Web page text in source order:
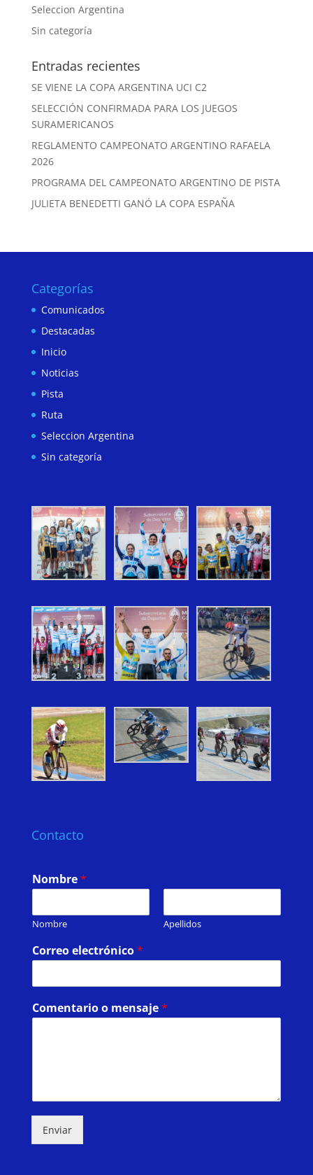
Seleccion Argentina
Sin categoría
Entradas recientes
SE VIENE LA COPA ARGENTINA UCI C2
SELECCIÓN CONFIRMADA PARA LOS JUEGOS
SURAMERICANOS
REGLAMENTO CAMPEONATO ARGENTINO RAFAELA
2026
PROGRAMA DEL CAMPEONATO ARGENTINO DE PISTA
JULIETA BENEDETTI GANÓ LA COPA ESPAÑA
Categorías
Comunicados
Destacadas
Inicio
Noticias
Pista
Ruta
Seleccion Argentina
Sin categoría
Contacto
Nombre*
Nombre Apellidos
Correo electrónico*
Comentario o mensaje*
Enviar